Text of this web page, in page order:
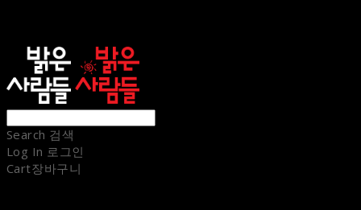
Search 검색
Log In 로그인
Cart장바구니